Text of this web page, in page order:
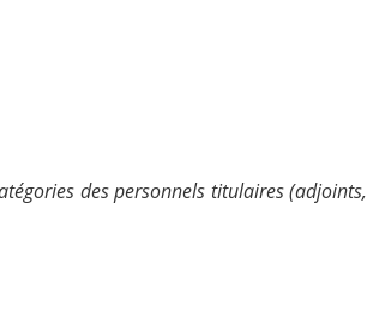
des personnels titulaires